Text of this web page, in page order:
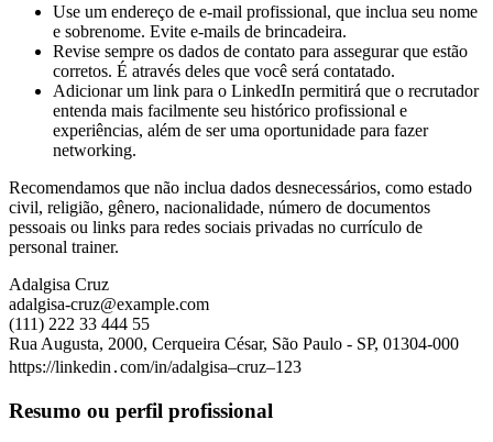
Use um endereço de e-mail profissional, que inclua seu nome
e sobrenome. Evite e-mails de brincadeira.
Revise sempre os dados de contato para assegurar que estão
corretos. É através deles que você será contatado.
Adicionar um link para o LinkedIn permitirá que o recrutador
entenda mais facilmente seu histórico profissional e
experiências, além de ser uma oportunidade para fazer
networking.
Recomendamos que não inclua dados desnecessários, como estado
civil, religião, gênero, nacionalidade, número de documentos
pessoais ou links para redes sociais privadas no currículo de
personal trainer.
Adalgisa Cruz
adalgisa-cruz@example.com
(111) 222 33 444 55
Rua Augusta, 2000, Cerqueira César, São Paulo - SP, 01304-000
https://linkedin․com/in/adalgisa–cruz–123
Resumo ou perfil profissional